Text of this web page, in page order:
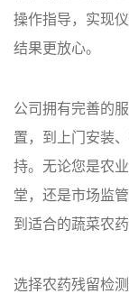
操作指导，实现
结果更放心。
公司拥有完善的
置，到上门安装
持。无论您是农
堂，还是市场监
到适合的蔬菜农
选择农药残留检